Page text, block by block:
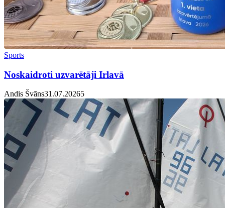
Sports
Noskaidroti uzvarētāji Irlavā
Andis Švāns31.07.20265